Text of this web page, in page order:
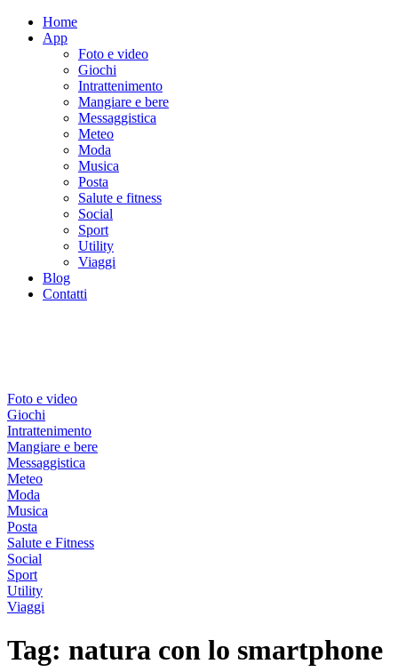
Home
App
Foto e video
Giochi
Intrattenimento
Mangiare e bere
Messaggistica
Meteo
Moda
Musica
Posta
Salute e fitness
Social
Sport
Utility
Viaggi
Blog
Contatti
Foto e video
Giochi
Intrattenimento
Mangiare e bere
Messaggistica
Meteo
Moda
Musica
Posta
Salute e Fitness
Social
Sport
Utility
Viaggi
Tag: natura con lo smartphone